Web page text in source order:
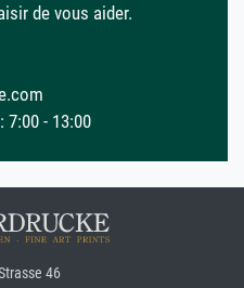
de vous aider.
7:00 - 13:00
46